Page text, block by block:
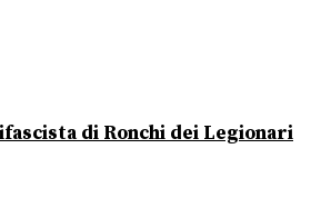
di Ronchi dei Legionari